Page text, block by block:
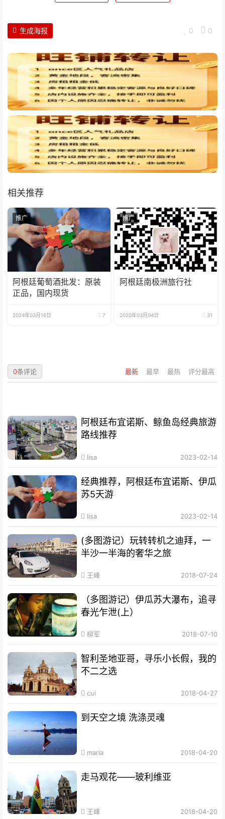
0 0
生成海报
相关推荐
推广
阿根廷葡萄酒批发：原装
正品，国内现货
2024年03月16日 7
推广
阿根廷南极洲旅行社
2020年03月04日 31
最新 最早 最热 评分最高
0条评论
阿根廷布宜诺斯、鲸鱼岛经典旅游
路线推荐
lisa 2023-02-14
经典推荐，阿根廷布宜诺斯、伊瓜
苏5天游
lisa 2023-02-14
(多图游记）玩转转机之迪拜，一
半沙一半海的奢华之旅
王峰 2018-07-24
（多图游记）伊瓜苏大瀑布，追寻
春光乍泄(上）
柳军 2018-07-10
智利圣地亚哥，寻乐小长假，我的
不二之选
cui 2018-04-27
到天空之境 洗涤灵魂
maria 2018-04-20
走马观花——玻利维亚
王峰 2018-04-20